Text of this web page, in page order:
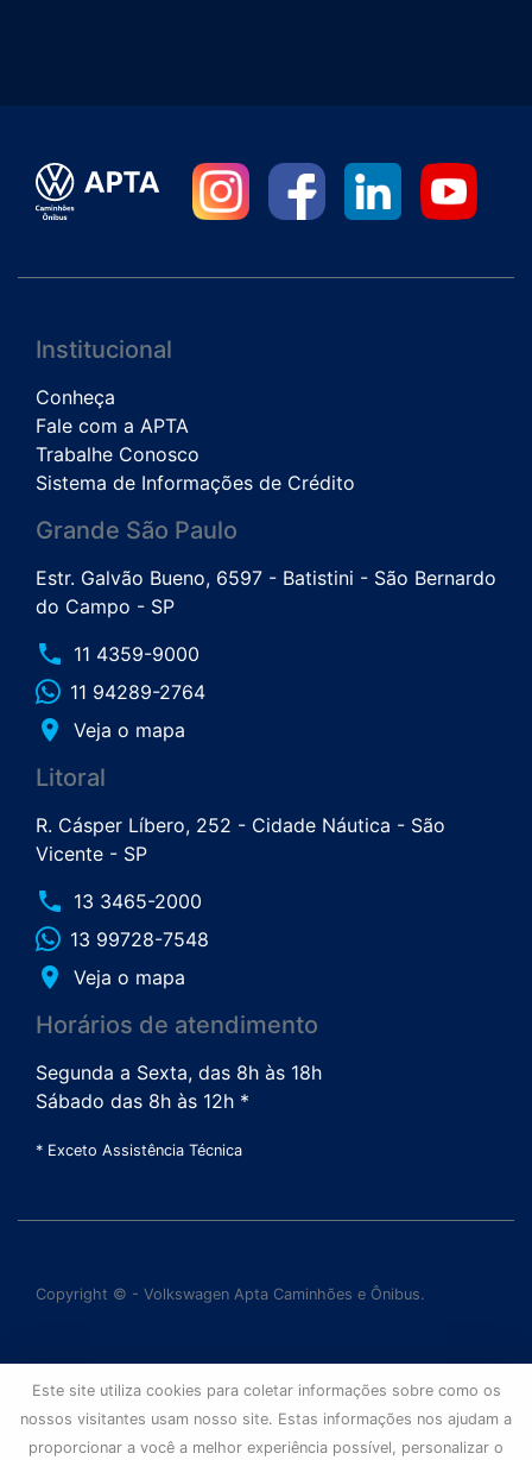
Institucional
Conheça
Fale com a APTA
Trabalhe Conosco
Sistema de Informações de Crédito
Grande São Paulo
Estr. Galvão Bueno, 6597 - Batistini - São Bernardo
do Campo - SP
phone 11 4359-9000
11 94289-2764
place Veja o mapa
Litoral
R. Cásper Líbero, 252 - Cidade Náutica - São
Vicente - SP
phone 13 3465-2000
13 99728-7548
place Veja o mapa
Horários de atendimento
Segunda a Sexta, das 8h às 18h
Sábado das 8h às 12h *
* Exceto Assistência Técnica
Copyright © - Volkswagen Apta Caminhões e Ônibus.
Este site utiliza cookies para coletar informações sobre como os
nossos visitantes usam nosso site. Estas informações nos ajudam a
proporcionar a você a melhor experiência possível, personalizar o